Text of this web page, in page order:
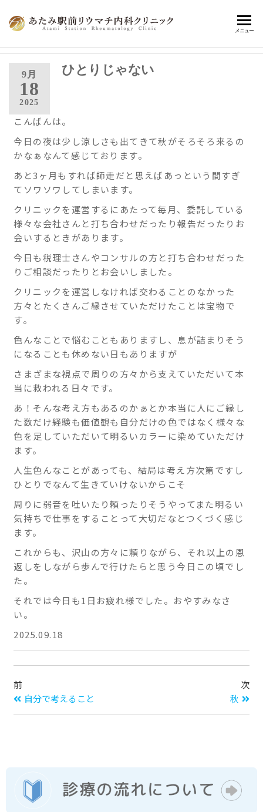
た
ウ
チ
内
科
リ
ッ
ク
で患
寿命
伸に
最適
な診
案・
をし
てい
熱海
歩1
す。
メニュー
9月
18
2025
ひとりじゃない
こんばんは。
今日の夜は少し涼しさも出てきて秋がそろそろ来るの
かなぁなんて感じております。
あと3ヶ月もすれば師走だと思えばあっという間すぎ
てソワソワしてしまいます。
クリニックを運営するにあたって毎月、委託している
様々な会社さんと打ち合わせだったり報告だったりお
会いするときがあります。
今日も税理士さんやコンサルの方と打ち合わせだった
りご相談だったりとお会いしました。
クリニックを運営しなければ交わることのなかった
方々とたくさんご縁させていただけたことは宝物で
す。
色んなことで悩むこともありますし、息が詰まりそう
になることも休めない日もありますが
さまざまな視点で周りの方々から支えていただいて本
当に救われる日々です。
あ！そんな考え方もあるのかぁとか本当に人にご縁し
た数だけ経験も価値観も自分だけの色ではなく様々な
色を足していただいて明るいカラーに染めていただけ
ます。
人生色んなことがあっても、結局は考え方次第ですし
ひとりでなんて生きていけないからこそ
周りに弱音を吐いたり頼ったりそうやってまた明るい
気持ちで仕事をすることって大切だなとつくづく感じ
ます。
これからも、沢山の方々に頼りながら、それ以上の恩
返しをしながら歩んで行けたらと思う今日この頃でし
た。
それでは今日も1日お疲れ様でした。おやすみなさ
い。
2025.09.18
前
自分で考えること
次
秋